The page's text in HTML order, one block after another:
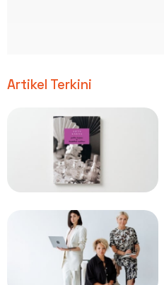
Artikel Terkini